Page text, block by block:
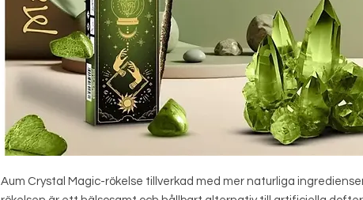
Aum Crystal Magic-rökelse tillverkad med mer naturliga